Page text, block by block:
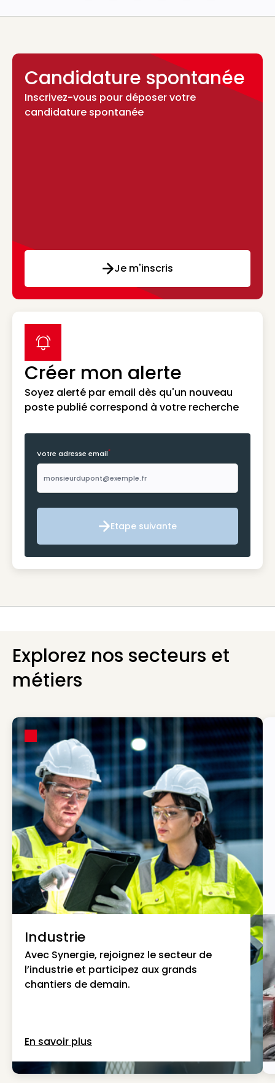
Candidature spontanée
Inscrivez-vous pour déposer votre
candidature spontanée
Je m'inscris
Créer mon alerte
Soyez alerté par email dès qu'un nouveau
poste publié correspond à votre recherche
label icon
Votre adresse email*
Etape suivante
Etape suivante
Explorez nos secteurs et
métiers
Industrie
Avec Synergie, rejoignez le secteur de
l’industrie et participez aux grands
chantiers de demain.
En savoir plus